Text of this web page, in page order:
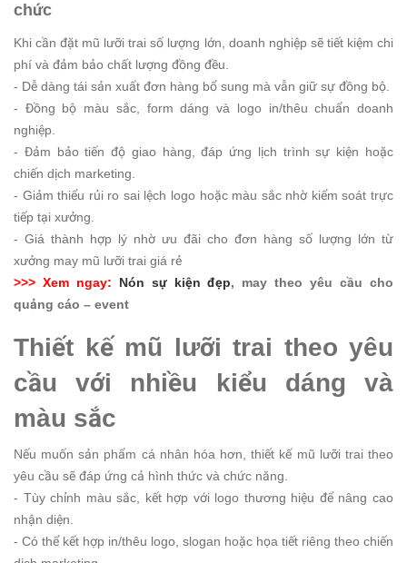
chức
Khi cần đặt mũ lưỡi trai số lượng lớn, doanh nghiệp sẽ tiết kiệm chi
phí và đảm bảo chất lượng đồng đều.
- Dễ dàng tái sản xuất đơn hàng bổ sung mà vẫn giữ sự đồng bộ.
- Đồng bộ màu sắc, form dáng và logo in/thêu chuẩn doanh
nghiệp.
- Đảm bảo tiến độ giao hàng, đáp ứng lịch trình sự kiện hoặc
chiến dịch marketing.
- Giảm thiểu rủi ro sai lệch logo hoặc màu sắc nhờ kiểm soát trực
tiếp tại xưởng.
- Giá thành hợp lý nhờ ưu đãi cho đơn hàng số lượng lớn từ
xưởng may mũ lưỡi trai giá rẻ
>>> Xem ngay:
Nón sự kiện đẹp, may theo yêu cầu cho
quảng cáo – event
Thiết kế mũ lưỡi trai theo yêu
cầu với nhiều kiểu dáng và
màu sắc
Nếu muốn sản phẩm cá nhân hóa hơn, thiết kế mũ lưỡi trai theo
yêu cầu sẽ đáp ứng cả hình thức và chức năng.
- Tùy chỉnh màu sắc, kết hợp với logo thương hiệu để nâng cao
nhận diện.
- Có thể kết hợp in/thêu logo, slogan hoặc họa tiết riêng theo chiến